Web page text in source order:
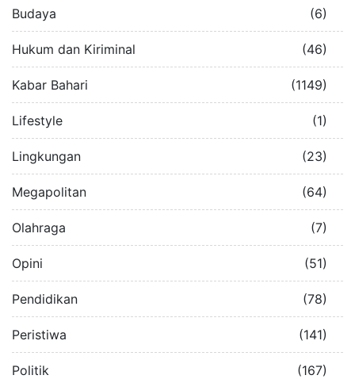
Budaya (6)
Hukum dan Kiriminal (46)
Kabar Bahari (1149)
Lifestyle (1)
Lingkungan (23)
Megapolitan (64)
Olahraga (7)
Opini (51)
Pendidikan (78)
Peristiwa (141)
Politik (167)